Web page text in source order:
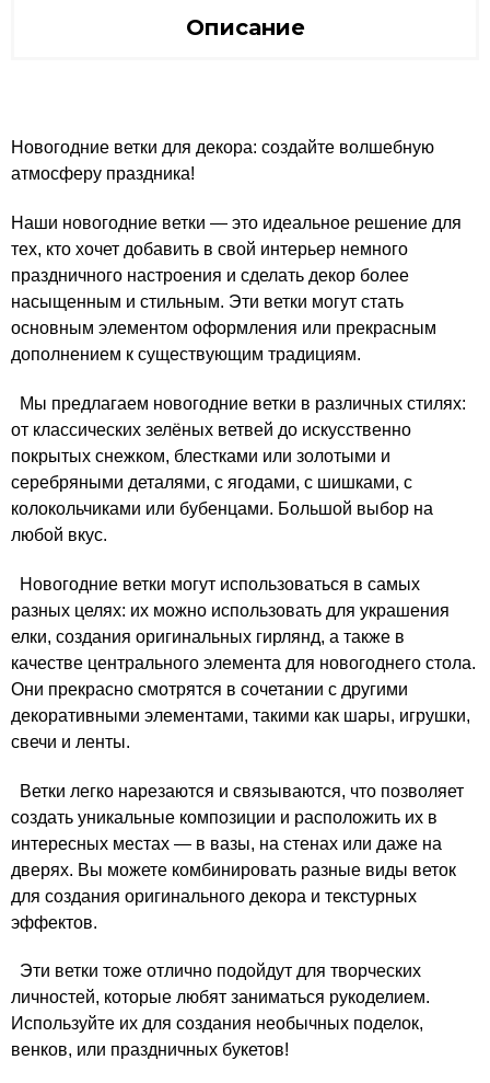
Описание
Новогодние ветки для декора: создайте волшебную
атмосферу праздника!
Наши новогодние ветки — это идеальное решение для
тех, кто хочет добавить в свой интерьер немного
праздничного настроения и сделать декор более
насыщенным и стильным. Эти ветки могут стать
основным элементом оформления или прекрасным
дополнением к существующим традициям.
Мы предлагаем новогодние ветки в различных стилях:
от классических зелёных ветвей до искусственно
покрытых снежком, блестками или золотыми и
серебряными деталями, с ягодами, с шишками, с
колокольчиками или бубенцами. Большой выбор на
любой вкус.
Новогодние ветки могут использоваться в самых
разных целях: их можно использовать для украшения
елки, создания оригинальных гирлянд, а также в
качестве центрального элемента для новогоднего стола.
Они прекрасно смотрятся в сочетании с другими
декоративными элементами, такими как шары, игрушки,
свечи и ленты.
Ветки легко нарезаются и связываются, что позволяет
создать уникальные композиции и расположить их в
интересных местах — в вазы, на стенах или даже на
дверях. Вы можете комбинировать разные виды веток
для создания оригинального декора и текстурных
эффектов.
Эти ветки тоже отлично подойдут для творческих
личностей, которые любят заниматься рукоделием.
Используйте их для создания необычных поделок,
венков, или праздничных букетов!